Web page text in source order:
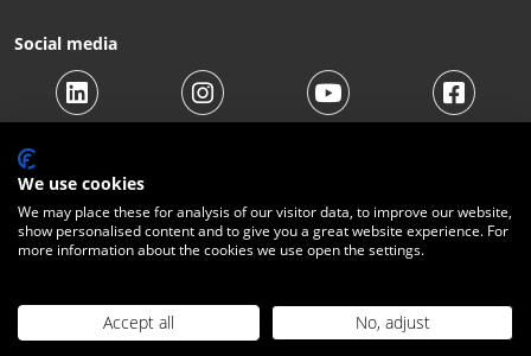
Social media
© 2026 Beltraco Benelux B.V. |Algemene voorwaarden
Verzendkosten|Contact
We use cookies
We may place these for analysis of our visitor data, to improve our website,
show personalised content and to give you a great website experience. For
more information about the cookies we use open the settings.
Accept all No, adjust